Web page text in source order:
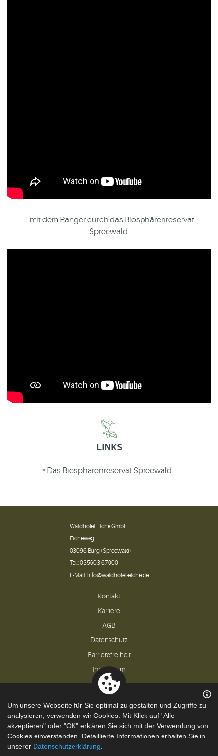
... mit dem Ranger durch das Biosphärenreservat
Spreewald
LINKS
Das Biosphärenreservat Spreewald
Waldhotel Eiche GmbH
Eicheweg
03096 Burg (Spreewald)
Tel.:035603 67000
E-Mail:info@waldhotel-eiche.de
Kontakt
Karriere
AGB
Datenschutz
Barrierefreiheit
Impressum
Powered by Translate
Um unsere Webseite für Sie optimal zu gestalten und Zugriffe zu
analysieren, verwenden wir Cookies. Mit Klick auf "Alle
akzeptieren" oder "OK" erklären Sie sich mit der Verwendung von
Cookies einverstanden. Detaillierte Informationen erhalten Sie in
unserer Datenschutzerklärung